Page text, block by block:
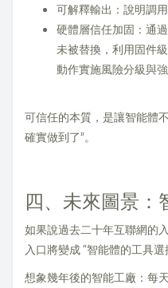
可解釋輸出：說明調
硬體層信任加固：通
未被替換，利用固件
動作實施風險分級與強
可信任的本質，是讓智能體
確實做到了”。
四、未來圖景
如果說過去二十年互聯網的
入口將變成 “智能體的工具選
想象幾年後的智能工廠：每